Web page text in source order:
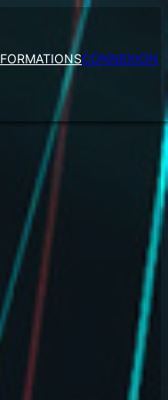
FORMATIONSCONNEXION